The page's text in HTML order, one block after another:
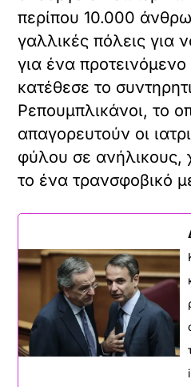
Η Υπηρεσία της ΕΕ
Δικαιώματα ανέφερε
αυτήν την εβδομάδα, η
σε μια διαδικτυακή
συμμετοχή
άτομα, ότι εντός της
Ένωσης οι πολίτες
λιγότερες
σωματικές ή
σύγκριση με πριν από
Διαβάστε επίσης: